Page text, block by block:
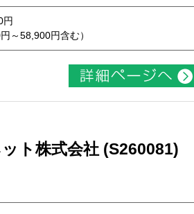
円
～58,900円含む）
ト株式会社 (S260081)